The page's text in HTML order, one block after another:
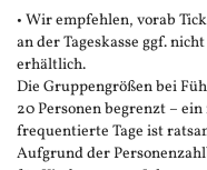
• Wir empfehlen, vorab
an der Tageskasse ggf.
erhältlich.
Die Gruppengrößen bei
20 Personen begrenzt –
frequentierte Tage ist
Aufgrund der